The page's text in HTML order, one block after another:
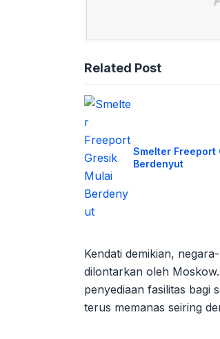
Related Post
Smelter Freeport
Berdenyut
Kendati demikian,
dilontarkan oleh
penyediaan fasilitas bagi
terus memanas seiring